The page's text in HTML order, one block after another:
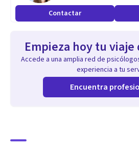
Contactar
Empieza hoy tu
Accede a una amplia red de
experiencia a tu
Encuentra